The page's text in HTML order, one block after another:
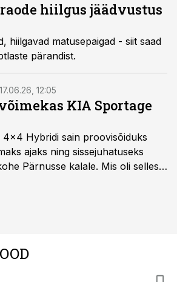
hiilgus jäädvustus
hiilgavad matusepaigad - siit saad
pärandist.
17.06.26, 12:05
KIA Sportage
Hybridi sain proovisõiduks
ajaks ning sissejuhatuseks
Pärnusse kalale. Mis oli selles